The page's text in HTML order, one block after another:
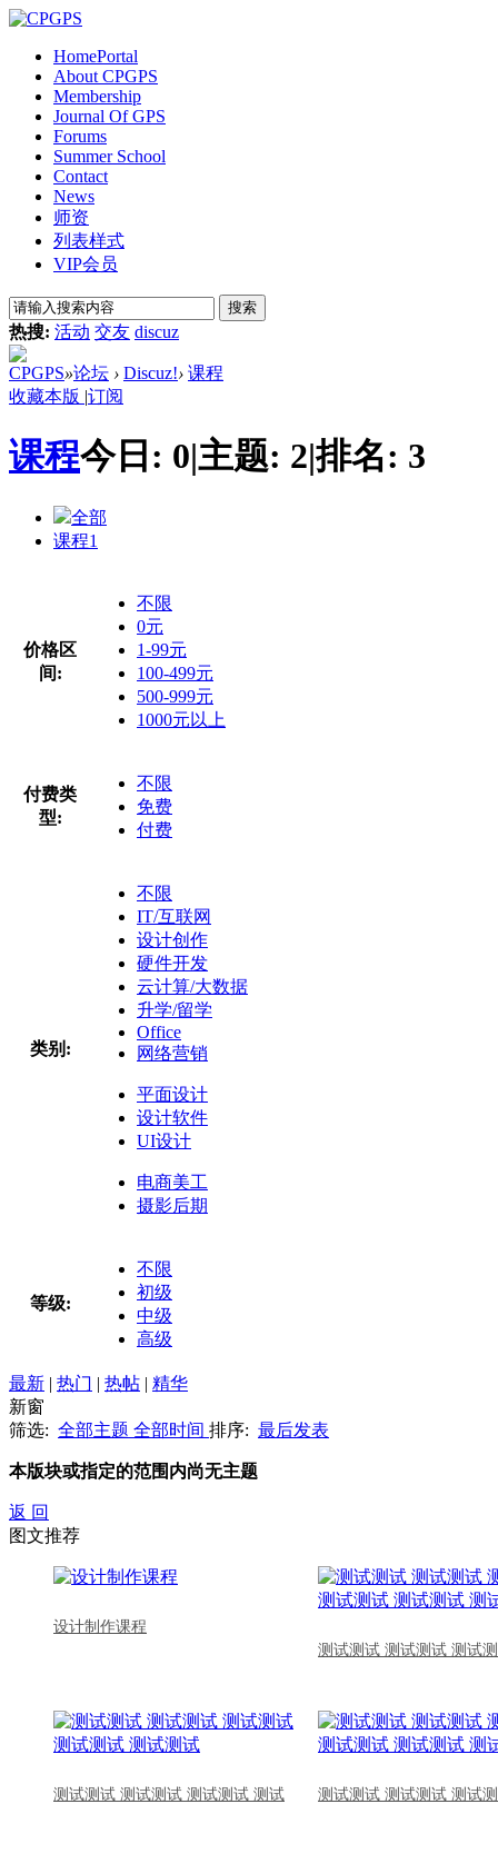
HomePortal
About CPGPS
Membership
Journal Of GPS
Forums
Summer School
Contact
News
师资
列表样式
VIP会员
搜索
热搜: 活动 交友 discuz
CPGPS»论坛 › Discuz!› 课程
收藏本版 |订阅
课程今日: 0|主题: 2|排名: 3
全部
课程1
价格区
间:
不限
0元
1-99元
100-499元
500-999元
1000元以上
付费类
型:
不限
免费
付费
类别:
不限
IT/互联网
设计创作
硬件开发
云计算/大数据
升学/留学
Office
网络营销
平面设计
设计软件
UI设计
电商美工
摄影后期
等级:
不限
初级
中级
高级
最新 | 热门 | 热帖 | 精华
新窗
筛选: 全部主题 全部时间 排序: 最后发表
本版块或指定的范围内尚无主题
返 回
图文推荐
设计制作课程
测试测试 测试测试 测试
测试测试 测试测试 测试测试 测试 测试测试 测试测试 测试